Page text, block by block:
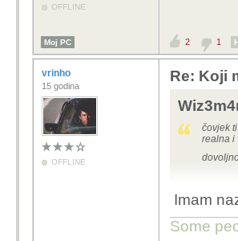
OFFLINE
Moj PC 2 1
vrinho
15 godina
OFFLINE
Re: Koji
čovjek
realna i
Imam
Some